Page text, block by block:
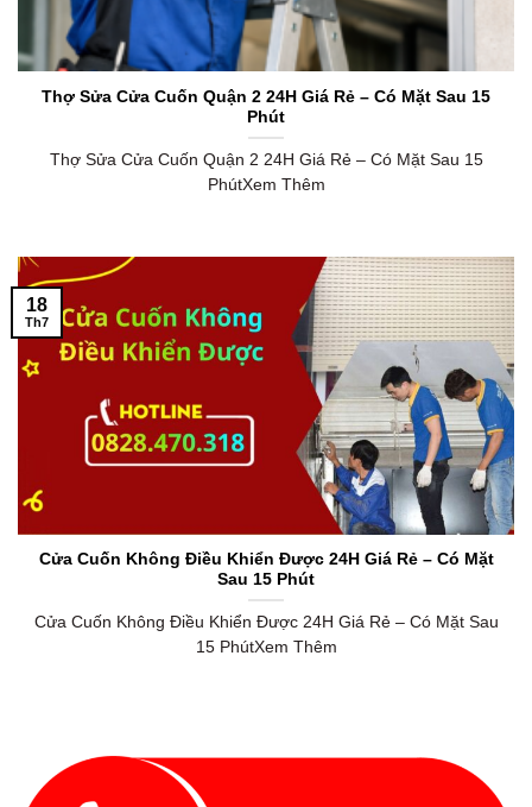
Thợ Sửa Cửa Cuốn Quận 2 24H Giá Rẻ – Có Mặt Sau 15
Phút
Thợ Sửa Cửa Cuốn Quận 2 24H Giá Rẻ – Có Mặt Sau 15
PhútXem Thêm
Cửa Cuốn Không Điều Khiển Được 24H Giá Rẻ – Có Mặt
Sau 15 Phút
Cửa Cuốn Không Điều Khiển Được 24H Giá Rẻ – Có Mặt Sau
15 PhútXem Thêm
18
Th7